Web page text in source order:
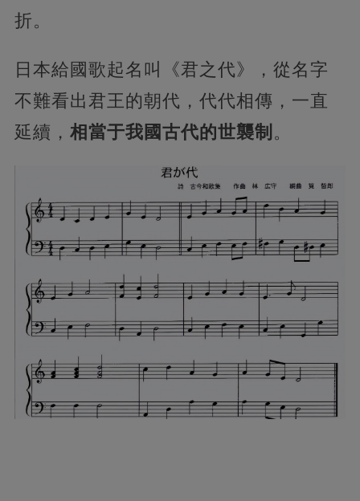
折。
日本給國歌起名叫《君之代》，從名字
不難看出君王的朝代，代代相傳，一直
延續， 相當于我國古代的世襲制 。